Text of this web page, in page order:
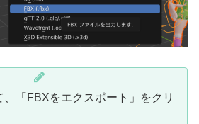
「FBXをエクスポート」をクリ